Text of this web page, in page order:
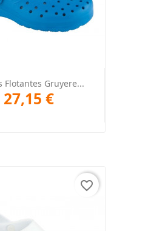
Flotantes Gruyere...
27,15 €
favorite_border